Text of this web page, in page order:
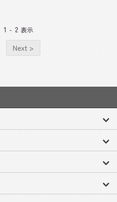
1 - 2 表示
Next >